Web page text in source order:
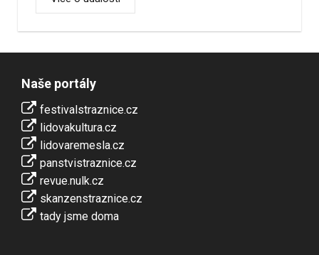
Naše portály
festivalstraznice.cz
lidovakultura.cz
lidovaremesla.cz
panstvistraznice.cz
revue.nulk.cz
skanzenstraznice.cz
tady jsme doma